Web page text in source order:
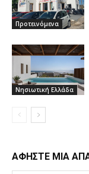
Προτεινόμενα
Νησιωτική Ελλάδα
ΑΦΗΣΤΕ ΜΙΑ